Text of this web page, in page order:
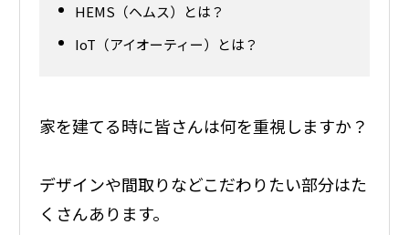
HEMS（ヘムス）とは？
IoT（アイオーティー）とは？
家を建てる時に皆さんは何を重視しますか？
デザインや間取りなどこだわりたい部分はた
くさんあります。